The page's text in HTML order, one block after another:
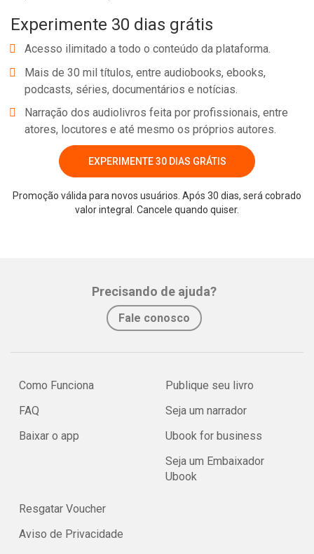
Experimente 30 dias grátis
Acesso ilimitado a todo o conteúdo da plataforma.
Mais de 30 mil títulos, entre audiobooks, ebooks,
podcasts, séries, documentários e notícias.
Narração dos audiolivros feita por profissionais, entre
atores, locutores e até mesmo os próprios autores.
EXPERIMENTE 30 DIAS GRÁTIS
Promoção válida para novos usuários. Após 30 dias, será cobrado
valor integral. Cancele quando quiser.
Precisando de ajuda?
Fale conosco
Como Funciona
FAQ
Baixar o app
Publique seu livro
Seja um narrador
Ubook for business
Seja um Embaixador
Ubook
Resgatar Voucher
Aviso de Privacidade